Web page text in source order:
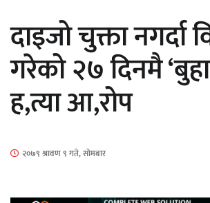
माताकाे नाममा गलत
दाइजो चुक्ता नगर्दा
गरेको २७ दिनमै
ह,त्या आ,रोप
२०७९ श्रावण ९ गते, सोमबार